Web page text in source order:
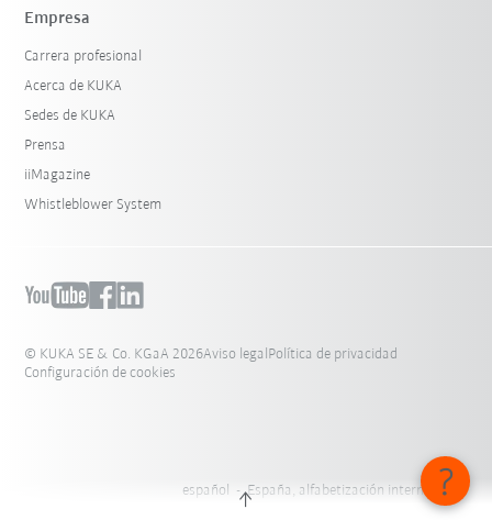
Empresa
Carrera profesional
Acerca de KUKA
Sedes de KUKA
Prensa
iiMagazine
Whistleblower System
© KUKA SE & Co. KGaA 2026Aviso legalPolítica de privacidad
Configuración de cookies
español - España, alfabetización internacional